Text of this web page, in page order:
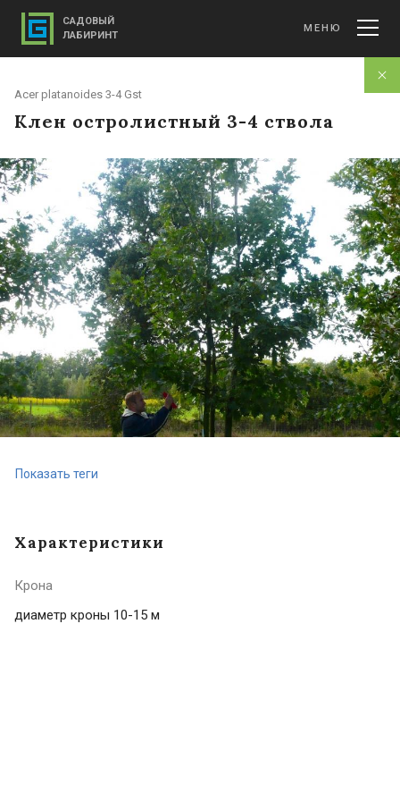
Acer platanoides 3-4 Gst
Клен остролистный 3-4 ствола
Показать теги
Характеристики
Крона
диаметр кроны 10-15 м
САДОВЫЙ
ЛАБИРИНТ
МЕНЮ